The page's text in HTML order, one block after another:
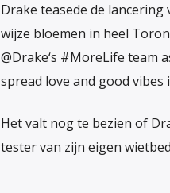
Drake teasede de
wijze bloemen in heel
@Drake‘s #MoreLife team
spread love and good
Het valt nog te bezien of
tester van zijn eigen